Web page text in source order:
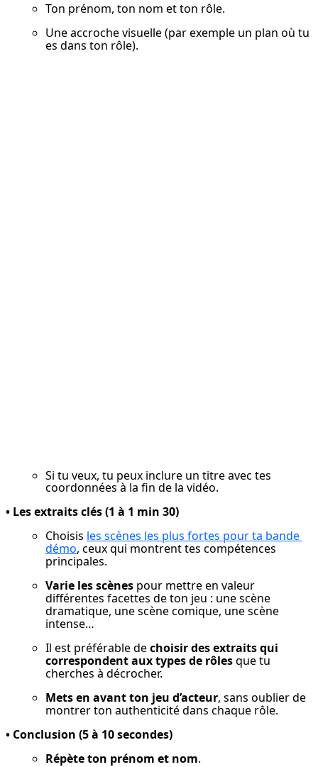
Ton prénom, ton nom et ton rôle.
Une accroche visuelle (par exemple un plan où tu
es dans ton rôle).
Si tu veux, tu peux inclure un titre avec tes
coordonnées à la fin de la vidéo.
• Les extraits clés (1 à 1 min 30)
Choisis les scènes les plus fortes pour ta bande
démo, ceux qui montrent tes compétences
principales.
Varie les scènes pour mettre en valeur
différentes facettes de ton jeu : une scène
dramatique, une scène comique, une scène
intense…
Il est préférable de choisir des extraits qui
correspondent aux types de rôles que tu
cherches à décrocher.
Mets en avant ton jeu d’acteur, sans oublier de
montrer ton authenticité dans chaque rôle.
• Conclusion (5 à 10 secondes)
Répète ton prénom et nom.